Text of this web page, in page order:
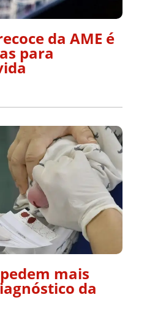
da AME é
para
mais
da